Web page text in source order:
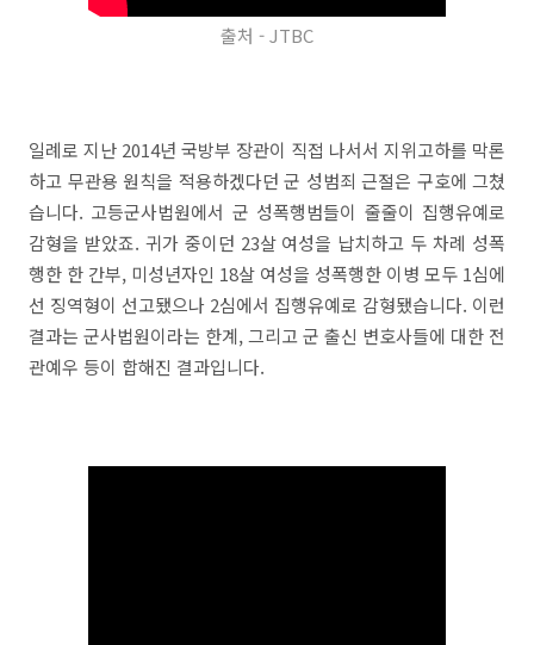
출처 - JTBC
일례로 지난 2014년 국방부 장관이 직접 나서서 지위고하를 막론
하고 무관용 원칙을 적용하겠다던 군 성범죄 근절은 구호에 그쳤
습니다. 고등군사법원에서 군 성폭행범들이 줄줄이 집행유예로
감형을 받았죠. 귀가 중이던 23살 여성을 납치하고 두 차례 성폭
행한 한 간부, 미성년자인 18살 여성을 성폭행한 이병 모두 1심에
선 징역형이 선고됐으나 2심에서 집행유예로 감형됐습니다. 이런
결과는 군사법원이라는 한계, 그리고 군 출신 변호사들에 대한 전
관예우 등이 합해진 결과입니다.